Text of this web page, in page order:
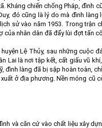
Kháng chiến chống Pháp, đình
đó cũng là lý do mà đình
sử vào năm 1953. Trong
nhân dân đã đẩy lùi đợt tấn
Lệ Thủy, sau những cuộc
Lai là nơi tập kết, cất giấu vũ
đình làng đã bị sập hoàn toàn,
xuất ở địa phương. Nền móng
và căn cứ vào chất liệu xây